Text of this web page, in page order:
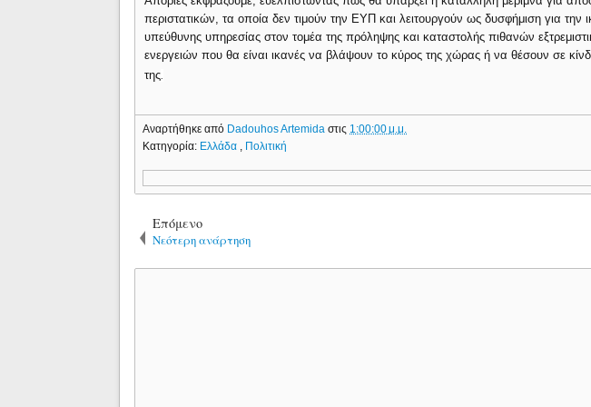
περιστατικών, τα οποία δεν τιμούν την ΕΥΠ και λειτουργούν ως δυσφήμιση για την
υπεύθυνης υπηρεσίας στον τομέα της πρόληψης και καταστολής πιθανών
ενεργειών που θα είναι ικανές να βλάψουν το κύρος της χώρας ή να θέσουν σε
της.
Αναρτήθηκε από Dadouhos Artemidaστις 1:00:00 μ.μ.
Κατηγορία: Ελλάδα Πολιτική
Επόμενο
Νεότερη ανάρτηση